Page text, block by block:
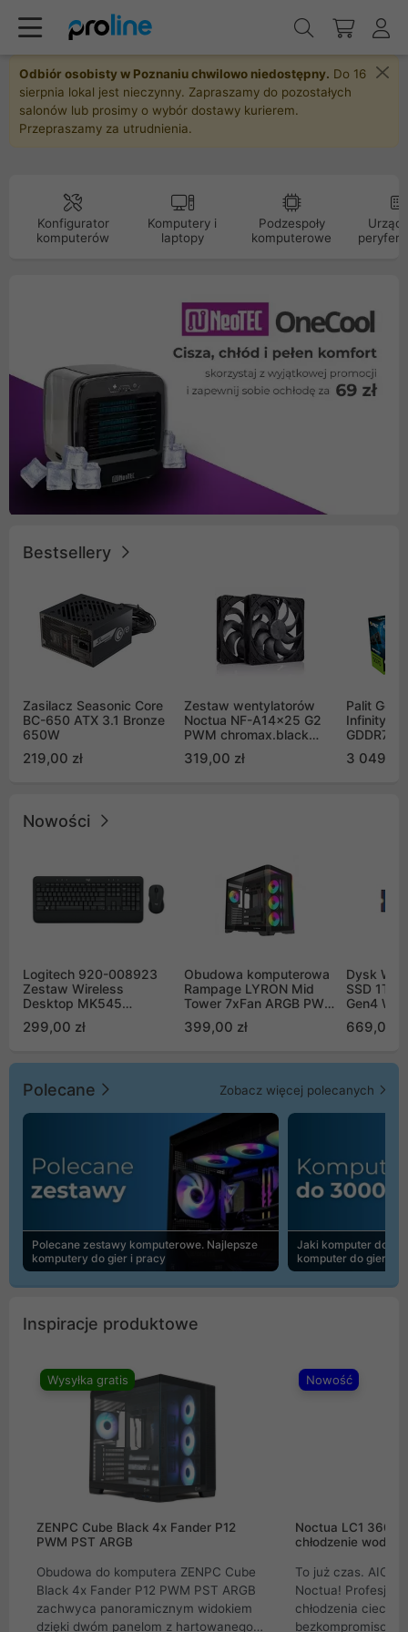
Odbiór osobisty w Poznaniu chwilowo niedostępny. Do 16
sierpnia lokal jest nieczynny. Zapraszamy do pozostałych
salonów lub prosimy o wybór dostawy kurierem.
Przepraszamy za utrudnienia.
Konfigurator
komputerów
Komputery i
laptopy
Podzespoły
komputerowe
Bestsellery
Zasilacz Seasonic Core
BC-650 ATX 3.1 Bronze
650W
219,00 zł
Zestaw wentylatorów
Noctua NF-A14x25 G2
PWM chromax.black
Push Pull (2szt)
319,00 zł
Palit
Infinity 3
GDDR7
GB2050S)
3 049,00
Nowości
Logitech 920-008923
Zestaw Wireless
Desktop MK545
299,00 zł
Obudowa komputerowa
Rampage LYRON Mid
Tower 7xFan ARGB PWM
399,00 zł
Dysk WD
SSD 1TB
Gen4
669,00
Polecane Zobacz więcej polecanych
Polecane zestawy komputerowe. Najlepsze
komputery do gier i pracy
Jaki komputer do
komputer do gier |
Inspiracje produktowe
Wysyłka gratis
ZENPC Cube Black 4x Fander P12
PWM PST ARGB
Obudowa do komputera ZENPC Cube
Black 4x Fander P12 PWM PST ARGB
zachwyca panoramicznym widokiem
dzięki dwóm panelom z hartowanego
Nowość
Noctua LC1
chłodzenie wodne
To już czas. AIO
Noctua!
chłodzenia cieczą